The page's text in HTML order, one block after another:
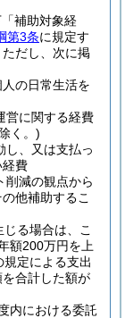
補助対象経
第3条に規定す
ただし、次に掲
人の日常生活を
営に関する経費
く。)
し、又は支払っ
経費
削減の観点から
他補助するこ
る場合は、こ
額200万円を上
規定による支出
合計した額が
内における委託